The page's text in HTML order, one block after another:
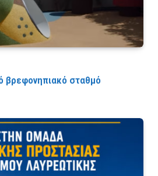
βρεφονηπιακό σταθμό